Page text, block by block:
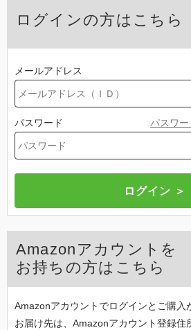
ログインの方はこちら
メールアドレス
パスワード パスワ
Amazonアカウントを
お持ちの方はこちら
Amazonアカウントでログインとご購入
お届け先は、Amazonアカウント登録住